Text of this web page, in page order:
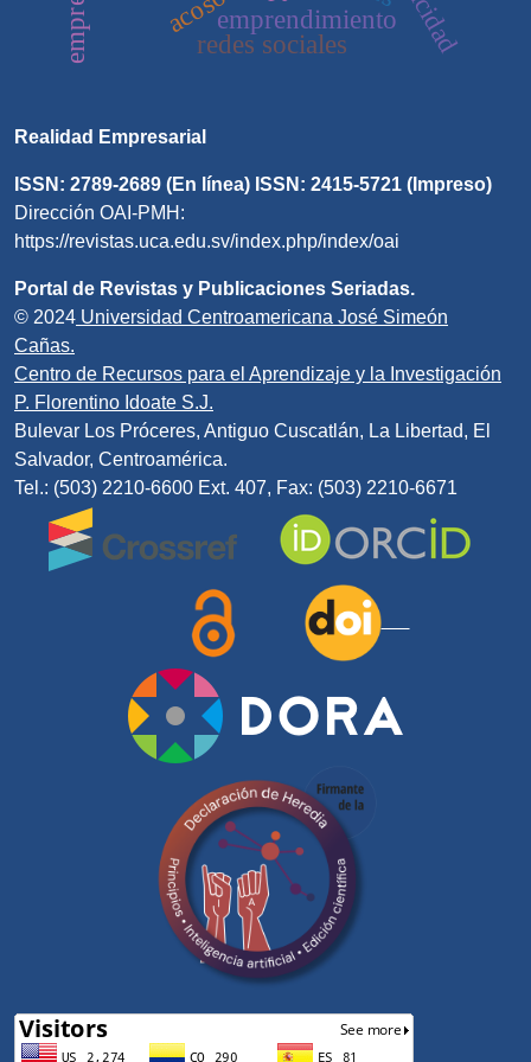
emprendimiento
redes sociales
Realidad Empresarial
ISSN: 2789-2689 (En línea) ISSN: 2415-5721 (Impreso)
Dirección OAI-PMH:
https://revistas.uca.edu.sv/index.php/index/oai
Portal de Revistas y Publicaciones Seriadas.
© 2024 Universidad Centroamericana José Simeón
Cañas.
Centro de Recursos para el Aprendizaje y la Investigación
P. Florentino Idoate S.J.
Bulevar Los Próceres, Antiguo Cuscatlán, La Libertad, El
Salvador, Centroamérica.
Tel.: (503) 2210-6600 Ext. 407, Fax: (503) 2210-6671